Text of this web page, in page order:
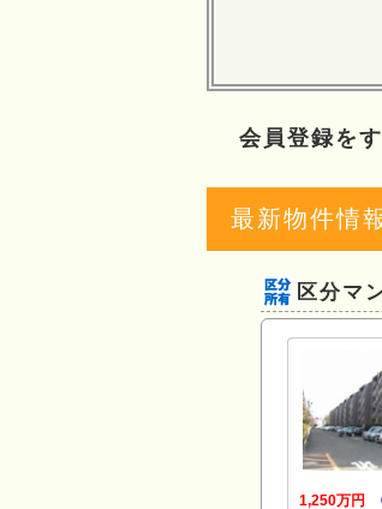
会員登録を
最新物件情
区分マ
1,250万円